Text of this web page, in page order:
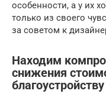
особенности, а у их
только из своего
за советом к
Находим
снижения
благоустройству